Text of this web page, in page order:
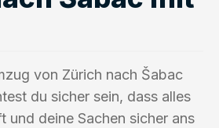
von Zürich nach Šabac
du sicher sein, dass alles
und deine Sachen sicher ans